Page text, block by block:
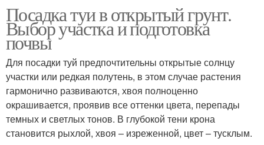
Посадка туи в открытый грунт.
Выбор участка и подготовка
почвы
Для посадки туй предпочтительны открытые солнцу
участки или редкая полутень, в этом случае растения
гармонично развиваются, хвоя полноценно
окрашивается, проявив все оттенки цвета, перепады
темных и светлых тонов. В глубокой тени крона
становится рыхлой, хвоя – изреженной, цвет – тусклым.